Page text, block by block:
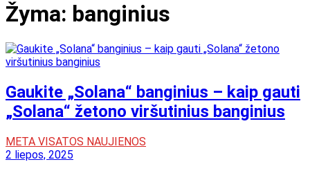
Žyma: banginius
Gaukite „Solana“ banginius – kaip gauti
„Solana“ žetono viršutinius banginius
META VISATOS NAUJIENOS
2 liepos, 2025